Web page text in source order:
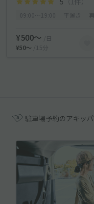
¥500〜
/日
¥50〜
/15分
駐車場予約のアキッパ